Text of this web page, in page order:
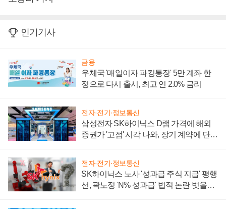
인기기사
금융
우체국 '매일이자 파킹통장' 5만 계좌 한
정으로 다시 출시, 최고 연 2.0% 금리
전자·전기·정보통신
삼성전자 SK하이닉스 D램 가격에 해외
증권가 '고점' 시각 나와, 장기 계약에 단점
전자·전기·정보통신
SK하이닉스 노사 '성과급 주식 지급' 평행
선, 곽노정 'N% 성과급' 법적 논란 벗을지